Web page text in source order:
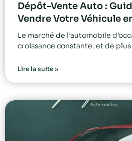
Dépôt-Vente Auto :
Vendre Votre Véhicule
Le marché de l’automobile
croissance constante, et de
Lire la suite »